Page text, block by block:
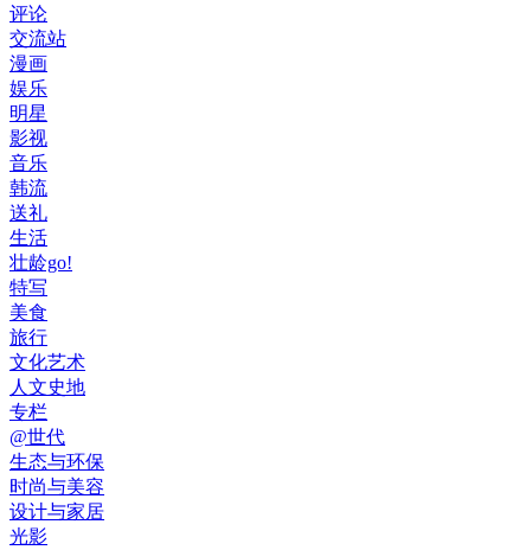
评论
交流站
漫画
娱乐
明星
影视
音乐
韩流
送礼
生活
壮龄go!
特写
美食
旅行
文化艺术
人文史地
专栏
@世代
生态与环保
时尚与美容
设计与家居
光影